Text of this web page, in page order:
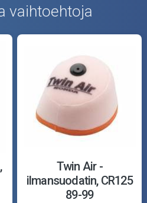
vaihtoehtoja
Twin Air -
ilmansuodatin, CR125
89-99